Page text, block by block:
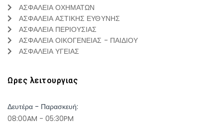
ΑΣΦΑΛΕΙΑ ΟΧΗΜΑΤΩΝ
ΑΣΦΑΛΕΙΑ ΑΣΤΙΚΗΣ ΕΥΘΥΝΗΣ
ΑΣΦΑΛΕΙΑ ΠΕΡΙΟΥΣΙΑΣ
ΑΣΦΑΛΕΙΑ ΟΙΚΟΓΕΝΕΙΑΣ - ΠΑΙΔΙΟΥ
ΑΣΦΑΛΕΙΑ ΥΓΕΙΑΣ
Ωρες λειτουργιας
Δευτέρα - Παρασκευή:
08:00AM - 05:30PM